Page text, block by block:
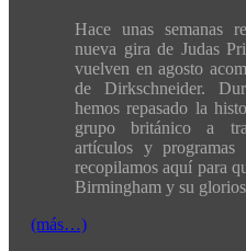
Hace unas semanas
nueva gira de Judas
vuelven en agosto
de Dirkschneider.
hemos repasado la
grupo británico a
artículos y
recopilamos aquí para
Birmingham y su
(más…)